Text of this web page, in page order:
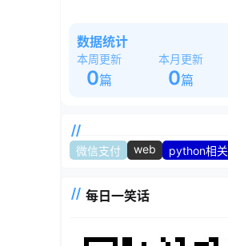
数据统计
本周更新
0篇
本月更新
0篇
微信支付 web python相关
每日一笑话